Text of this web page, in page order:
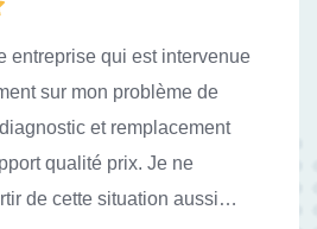
entreprise qui est intervenue
sur mon problème de
et remplacement
qualité prix. Je ne
de cette situation aussi